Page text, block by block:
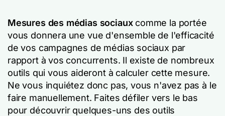
Mesures des médias sociauxcomme la portée
vous donnera une vue d'ensemble de l'efficacité
de vos campagnes de médias sociaux par
rapport à vos concurrents. Il existe de nombreux
outils qui vous aideront à calculer cette mesure.
Ne vous inquiétez donc pas, vous n'avez pas à le
faire manuellement. Faites défiler vers le bas
pour découvrir quelques-uns des outils